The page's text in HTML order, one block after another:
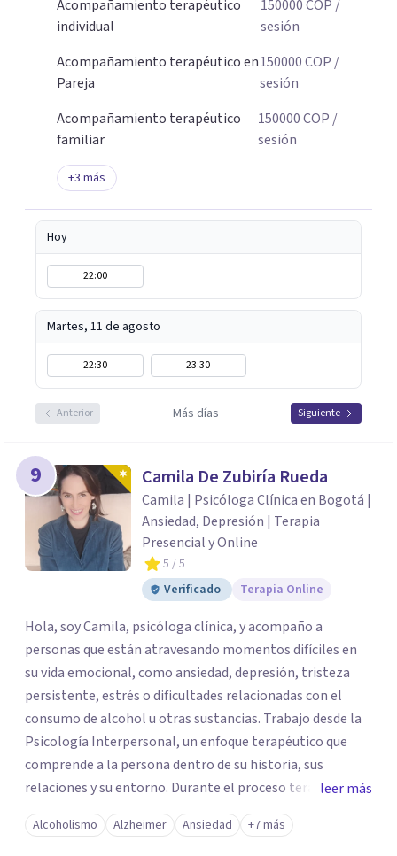
Acompañamiento terapéutico
individual
150000COP /
sesión
Acompañamiento terapéutico en
Pareja
150000COP /
sesión
Acompañamiento terapéutico
familiar
150000COP /
sesión
+3 más
Hoy
22:00
Martes, 11 de agosto
22:30 23:30
Anterior Más días Siguiente
9 Camila De Zubiría Rueda
Camila | Psicóloga Clínica en Bogotá |
Ansiedad, Depresión | Terapia
Presencial y Online
5 / 5
Verificado
Terapia Online
Hola, soy Camila, psicóloga clínica, y acompaño a
personas que están atravesando momentos difíciles en
su vida emocional, como ansiedad, depresión, tristeza
persistente, estrés o dificultades relacionadas con el
consumo de alcohol u otras sustancias. Trabajo desde la
Psicología Interpersonal, un enfoque terapéutico que
comprende a la persona dentro de su historia, sus
relaciones y su entorno. Durante el proceso terapéutico
exploramos cómo tus experiencias pasadas, tus vínculos
y tu contexto actual influyen en tu bienestar emocional,
leer más
Alcoholismo Alzheimer Ansiedad +7 más